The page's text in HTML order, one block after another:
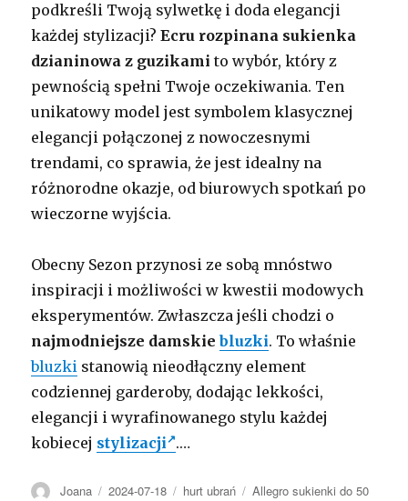
podkreśli Twoją sylwetkę i doda elegancji
każdej stylizacji?Ecru rozpinana sukienka
dzianinowa z guzikami to wybór, który z
pewnością spełni Twoje oczekiwania. Ten
unikatowy model jest symbolem klasycznej
elegancji połączonej z nowoczesnymi
trendami, co sprawia, że jest idealny na
różnorodne okazje, od biurowych spotkań po
wieczorne wyjścia.
Obecny Sezon przynosi ze sobą mnóstwo
inspiracji i możliwości w kwestii modowych
eksperymentów. Zwłaszcza jeśli chodzi o
najmodniejsze damskiebluzki. To właśnie
bluzki stanowią nieodłączny element
codziennej garderoby, dodając lekkości,
elegancji i wyrafinowanego stylu każdej
kobiecej stylizacji .…
Autor
Joana Opublikowano
2024-07-18 Kategorie
hurt ubrań Tagi
Allegro sukienki do 50